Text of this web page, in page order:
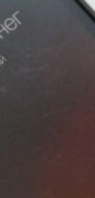
в топ‑15
стартует
пройдёт
народов